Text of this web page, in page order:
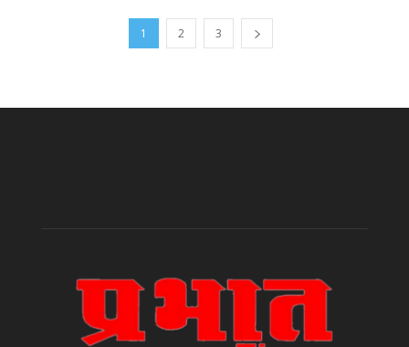
1 2 3